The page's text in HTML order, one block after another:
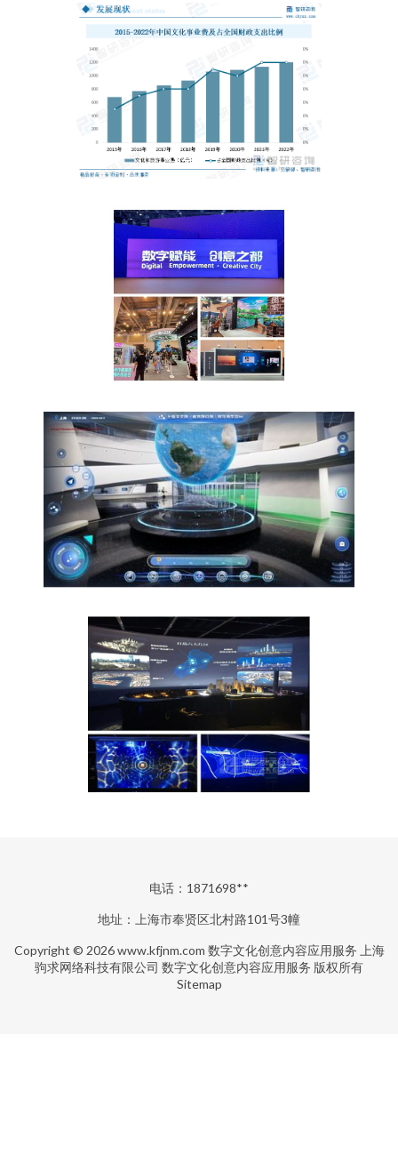
电话：1871698**
地址：上海市奉贤区北村路101号3幢
Copyright © 2026www.kfjnm.com 数字文化创意内容应用服务 上海
驹求网络科技有限公司 数字文化创意内容应用服务 版权所有
Sitemap